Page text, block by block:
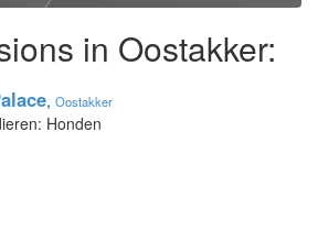
in Oostakker:
, Oostakker
Honden